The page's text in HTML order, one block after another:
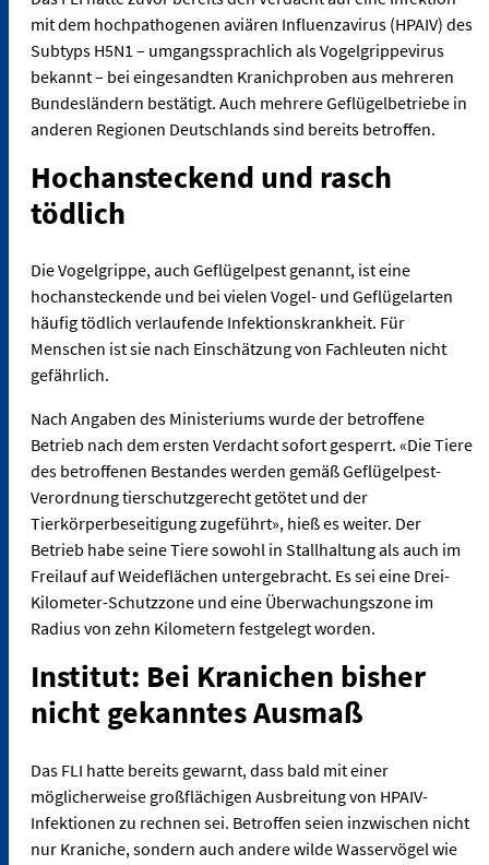
mit dem hochpathogenen aviären Influenzavirus (HPAIV) des
Subtyps H5N1 – umgangssprachlich als Vogelgrippevirus
bekannt – bei eingesandten Kranichproben aus mehreren
Bundesländern bestätigt. Auch mehrere Geflügelbetriebe in
anderen Regionen Deutschlands sind bereits betroffen.
Hochansteckend und rasch
tödlich
Die Vogelgrippe, auch Geflügelpest genannt, ist eine
hochansteckende und bei vielen Vogel- und Geflügelarten
häufig tödlich verlaufende Infektionskrankheit. Für
Menschen ist sie nach Einschätzung von Fachleuten nicht
gefährlich.
Nach Angaben des Ministeriums wurde der betroffene
Betrieb nach dem ersten Verdacht sofort gesperrt. «Die Tiere
des betroffenen Bestandes werden gemäß Geflügelpest-
Verordnung tierschutzgerecht getötet und der
Tierkörperbeseitigung zugeführt», hieß es weiter. Der
Betrieb habe seine Tiere sowohl in Stallhaltung als auch im
Freilauf auf Weideflächen untergebracht. Es sei eine Drei-
Kilometer-Schutzzone und eine Überwachungszone im
Radius von zehn Kilometern festgelegt worden.
Institut: Bei Kranichen bisher
nicht gekanntes Ausmaß
Das FLI hatte bereits gewarnt, dass bald mit einer
möglicherweise großflächigen Ausbreitung von HPAIV-
Infektionen zu rechnen sei. Betroffen seien inzwischen nicht
nur Kraniche, sondern auch andere wilde Wasservögel wie